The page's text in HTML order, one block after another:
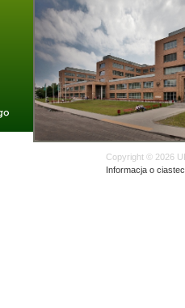
Copyright © 2026
Informacja o